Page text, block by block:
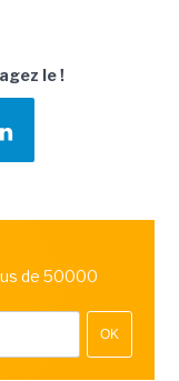
le !
de 50000
OK